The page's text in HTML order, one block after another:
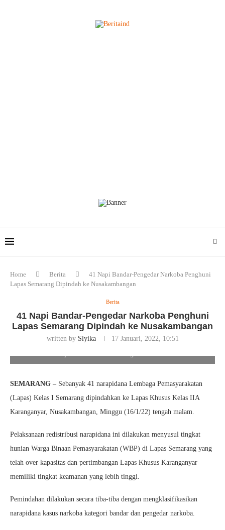
Home Berita
41 Napi Bandar-Pengedar Narkoba Penghuni
Lapas Semarang Dipindah ke Nusakambangan
Berita
41 Napi Bandar-Pengedar Narkoba Penghuni
Lapas Semarang Dipindah ke Nusakambangan
written by Slyika 17 Januari, 2022, 10:51
41 Napi Bandar-Pengedar Narkoba Penghuni Lapas Semarang
SEMARANG – Sebanyak 41 narapidana Lembaga Pemasyarakatan
(Lapas) Kelas I Semarang dipindahkan ke Lapas Khusus Kelas IIA
Karanganyar, Nusakambangan, Minggu (16/1/22) tengah malam.
Pelaksanaan redistribusi narapidana ini dilakukan menyusul tingkat
hunian Warga Binaan Pemasyarakatan (WBP) di Lapas Semarang yang
telah over kapasitas dan pertimbangan Lapas Khusus Karanganyar
memiliki tingkat keamanan yang lebih tinggi.
Pemindahan dilakukan secara tiba-tiba dengan mengklasifikasikan
narapidana kasus narkoba kategori bandar dan pengedar narkoba.